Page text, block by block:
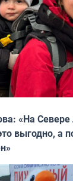
«На
выгодно, а